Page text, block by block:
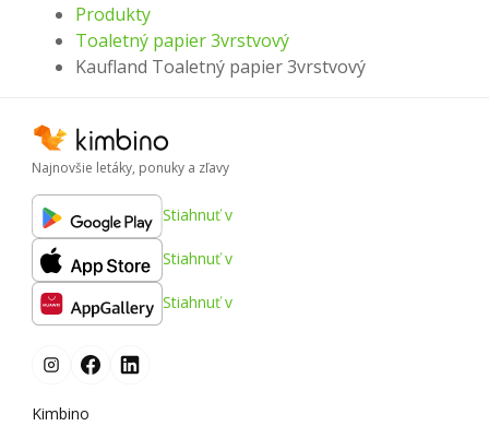
Produkty
Toaletný papier 3vrstvový
Kaufland Toaletný papier 3vrstvový
Najnovšie letáky, ponuky a zľavy
Stiahnuť v
Stiahnuť v
Stiahnuť v
Kimbino